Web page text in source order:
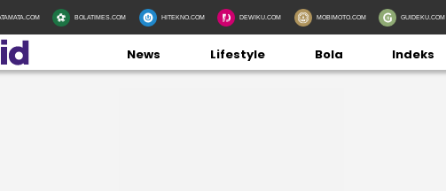
BOLATIMES.COM HITEKNO.COM DEWIKU.COM MOBIMOTO.COM GUIDEKU.COM
News Lifestyle Bola Indeks